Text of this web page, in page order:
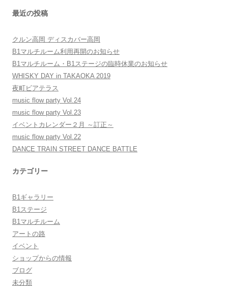
最近の投稿
クルン高岡 ディスカバー高岡
B1マルチルーム利用再開のお知らせ
B1マルチルーム・B1ステージの臨時休業のお知らせ
WHISKY DAY in TAKAOKA 2019
夜町ビアテラス
music flow party Vol.24
music flow party Vol.23
イベントカレンダー２月 ～訂正～
music flow party Vol.22
DANCE TRAIN STREET DANCE BATTLE
カテゴリー
B1ギャラリー
B1ステージ
B1マルチルーム
アートの路
イベント
ショップからの情報
ブログ
未分類